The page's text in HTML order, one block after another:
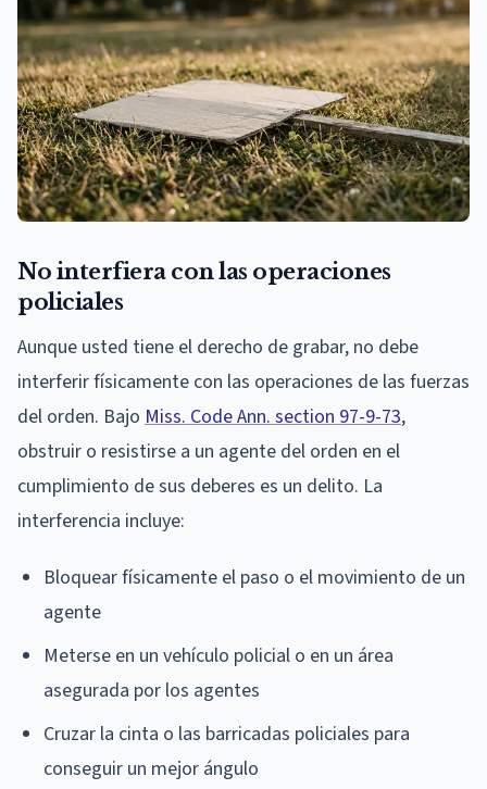
No interfiera con las operaciones
policiales
Aunque usted tiene el derecho de grabar, no debe
interferir físicamente con las operaciones de las fuerzas
del orden. Bajo Miss. Code Ann. section 97-9-73,
obstruir o resistirse a un agente del orden en el
cumplimiento de sus deberes es un delito. La
interferencia incluye:
Bloquear físicamente el paso o el movimiento de un
agente
Meterse en un vehículo policial o en un área
asegurada por los agentes
Cruzar la cinta o las barricadas policiales para
conseguir un mejor ángulo